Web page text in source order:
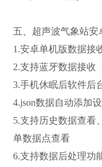
五、超声波气象站安
1.安卓单机版数据接
2.支持蓝牙数据接收
3.手机休眠后软件后
4.json数据自动添加
5.支持历史数据查看
单数据点查看
6.支持数据后处理功